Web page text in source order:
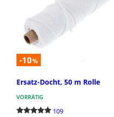
-10%
Ersatz-Docht, 50 m Rolle
VORRÄTIG
109